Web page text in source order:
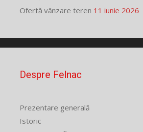
Ofertă vânzare teren 11 iunie 2026
Despre Felnac
Prezentare generală
Istoric